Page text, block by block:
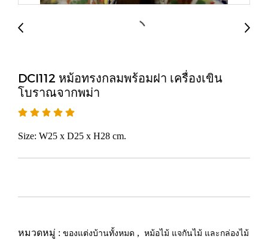
DCI112 หม้อทรงกลมพร้อมฝา เครื่องเขิน
โบราณจากพม่า
Size: W25 x D25 x H28 cm.
หมวดหมู่ : ของแต่งบ้านทั้งหมด , หม้อไม้ แจกันไม้ และกล่องไม้